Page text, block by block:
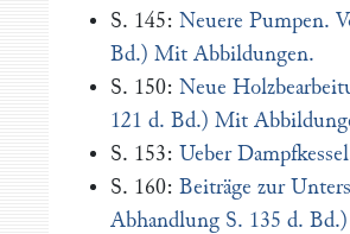
S. 145: Neuere Pumpen.
Bd.) Mit Abbildungen.
S. 150: Neue
121 d. Bd.) Mit
S. 153: Ueber
S. 160: Beiträge zur
Abhandlung S. 135 d. Bd.)